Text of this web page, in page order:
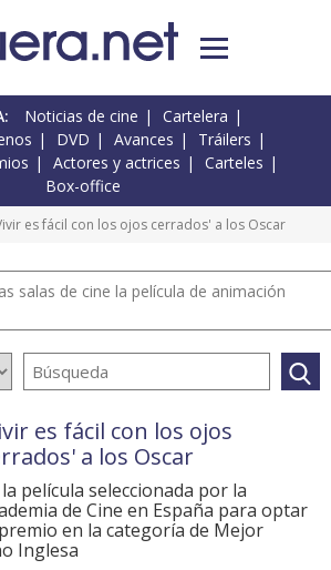
Noticias de cine
Cartelera
DVD Avances
Tráilers
Actores y actrices
Carteles
Box-office
es fácil con los ojos cerrados' a los Oscar
salas de cine la película de animación
es fácil con los ojos
a los Oscar
la película seleccionada por la
de Cine en España para optar
en la categoría de Mejor
Inglesa